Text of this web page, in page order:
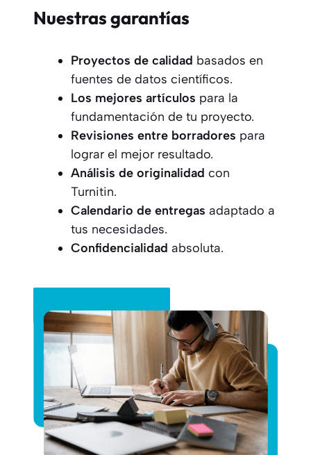
Nuestras garantías
Proyectos de calidad basados en
fuentes de datos científicos.
Los mejores artículos para la
fundamentación de tu proyecto.
Revisiones entre borradores para
lograr el mejor resultado.
Análisis de originalidad con
Turnitin.
Calendario de entregas adaptado a
tus necesidades.
Confidencialidad absoluta.
Pide tu presupuesto